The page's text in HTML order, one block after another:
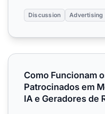
Discussion Advertising
Como Funcionam os
Como Funcionam
Patrocinados em
IA e Geradores de